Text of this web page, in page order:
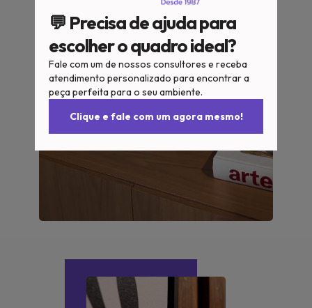
💬 Precisa de ajuda para
escolher o quadro ideal?
Fale com um de nossos consultores e receba
atendimento personalizado para encontrar a
peça perfeita para o seu ambiente.
Clique e fale com um agora mesmo!